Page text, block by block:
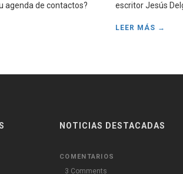
agenda de contactos?
escritor Jesús
LEER MÁS →
NOTICIAS DESTACADAS
COMENTARIOS
3 Comments